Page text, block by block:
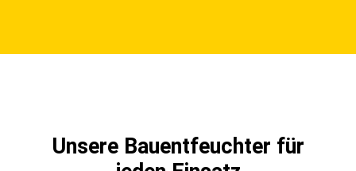
Unsere Bauentfeuchter für